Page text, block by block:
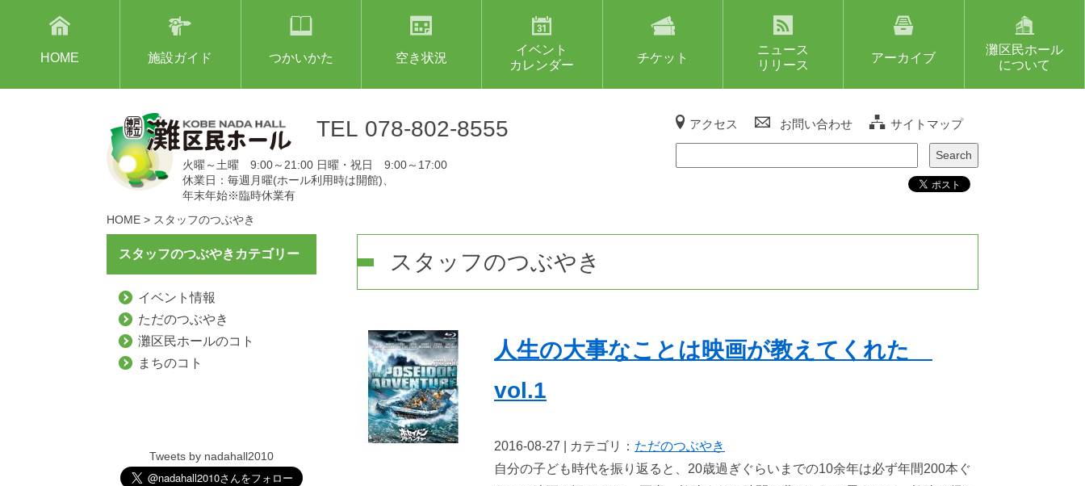
HOME 施設ガイド つかいかた 空き状況
イベント
カレンダー
チケット
ニュース
リリース
アーカイブ
灘区民ホール
について
TEL 078-802-8555
火曜～土曜 9:00～21:00 日曜・祝日 9:00～17:00
休業日：毎週月曜(ホール利用時は開館)、
年末年始※臨時休業有
アクセス お問い合わせ サイトマップ
HOME > スタッフのつぶやき
スタッフのつぶやき
人生の大事なことは映画が教えてくれた
vol.1
2016-08-27 | カテゴリ： ただのつぶやき
自分の子ども時代を振り返ると、20歳過ぎぐらいまでの10余年は必ず年間200本ぐ
スタッフのつぶやきカテゴリー
イベント情報
ただのつぶやき
灘区民ホールのコト
まちのコト
Tweets by nadahall2010